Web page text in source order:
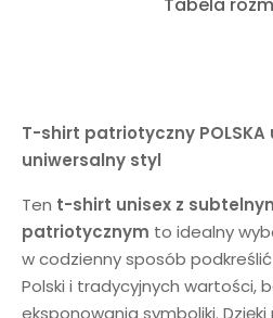
T-shirt patriotyczny
uniwersalny styl
Ten t-shirt unisex z
patriotycznym to idealny
w codzienny sposób
Polski i tradycyjnych wartości,
eksponowania symboliki.